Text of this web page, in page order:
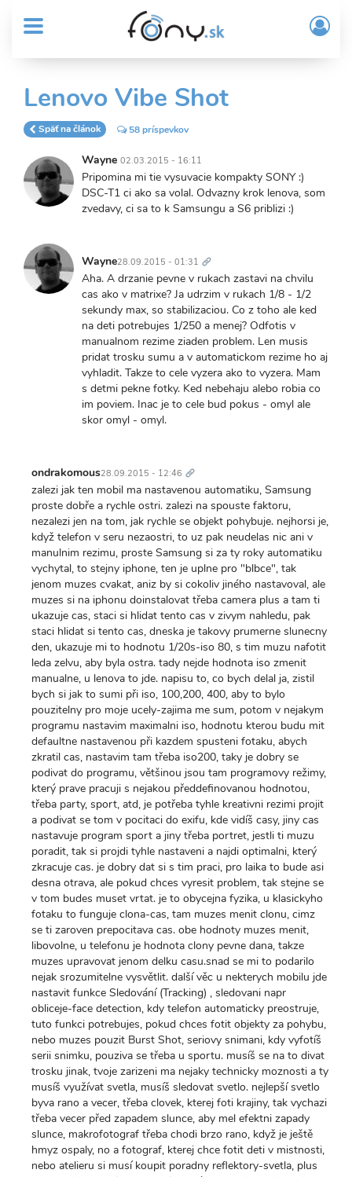
obsah
MENU
Sub
Header
menu
User
account
menu
/
Lenovo Vibe Shot
Späť na článok 58 príspevkov
Wayne 02.03.2015 - 16:11
Pripomina mi tie vysuvacie kompakty SONY :)
DSC-T1 ci ako sa volal. Odvazny krok lenova, som
zvedavy, ci sa to k Samsungu a S6 priblizi :)
Wayne28.09.2015 - 01:31 odkaz
Aha. A drzanie pevne v rukach zastavi na chvilu
cas ako v matrixe? Ja udrzim v rukach 1/8 - 1/2
sekundy max, so stabilizaciou. Co z toho ale ked
na deti potrebujes 1/250 a menej? Odfotis v
manualnom rezime ziaden problem. Len musis
pridat trosku sumu a v automatickom rezime ho aj
vyhladit. Takze to cele vyzera ako to vyzera. Mam
s detmi pekne fotky. Ked nebehaju alebo robia co
im poviem. Inac je to cele bud pokus - omyl ale
skor omyl - omyl.
ondrakomous28.09.2015 - 12:46 odkaz
zalezi jak ten mobil ma nastavenou automatiku, Samsung
proste dobře a rychle ostri. zalezi na spouste faktoru,
nezalezi jen na tom, jak rychle se objekt pohybuje. nejhorsi je,
když telefon v seru nezaostri, to uz pak neudelas nic ani v
manulnim rezimu, proste Samsung si za ty roky automatiku
vychytal, to stejny iphone, ten je uplne pro "blbce", tak
jenom muzes cvakat, aniz by si cokoliv jiného nastavoval, ale
muzes si na iphonu doinstalovat třeba camera plus a tam ti
ukazuje cas, staci si hlidat tento cas v zivym nahledu, pak
staci hlidat si tento cas, dneska je takovy prumerne slunecny
den, ukazuje mi to hodnotu 1/20s-iso 80, s tim muzu nafotit
leda zelvu, aby byla ostra. tady nejde hodnota iso zmenit
manualne, u lenova to jde. napisu to, co bych delal ja, zistil
bych si jak to sumi při iso, 100,200, 400, aby to bylo
pouzitelny pro moje ucely-zajima me sum, potom v nejakym
programu nastavim maximalni iso, hodnotu kterou budu mit
defaultne nastavenou při kazdem spusteni fotaku, abych
zkratil cas, nastavim tam třeba iso200, taky je dobry se
podivat do programu, většinou jsou tam programovy režimy,
který prave pracuji s nejakou předdefinovanou hodnotou,
třeba party, sport, atd, je potřeba tyhle kreativni rezimi projit
a podivat se tom v pocitaci do exifu, kde vidíš casy, jiny cas
nastavuje program sport a jiny třeba portret, jestli ti muzu
poradit, tak si projdi tyhle nastaveni a najdi optimalni, který
zkracuje cas. je dobry dat si s tim praci, pro laika to bude asi
desna otrava, ale pokud chces vyresit problem, tak stejne se
v tom budes muset vrtat. je to obycejna fyzika, u klasickyho
fotaku to funguje clona-cas, tam muzes menit clonu, cimz
se ti zaroven prepocitava cas. obe hodnoty muzes menit,
libovolne, u telefonu je hodnota clony pevne dana, takze
muzes upravovat jenom delku casu.snad se mi to podarilo
nejak srozumitelne vysvětlit. další věc u nekterych mobilu jde
nastavit funkce Sledování (Tracking) , sledovani napr
obliceje-face detection, kdy telefon automaticky preostruje,
tuto funkci potrebujes, pokud chces fotit objekty za pohybu,
nebo muzes pouzit Burst Shot, seriovy snimani, kdy vyfotíš
serii snimku, pouziva se třeba u sportu. musíš se na to divat
trosku jinak, tvoje zarizeni ma nejaky technicky moznosti a ty
musíš využívat svetla, musíš sledovat svetlo. nejlepší svetlo
byva rano a vecer, třeba clovek, kterej foti krajiny, tak vychazi
třeba vecer před zapadem slunce, aby mel efektni zapady
slunce, makrofotograf třeba chodi brzo rano, když je ještě
hmyz ospaly, no a fotograf, kterej chce fotit deti v mistnosti,
nebo atelieru si musí koupit poradny reflektory-svetla, plus